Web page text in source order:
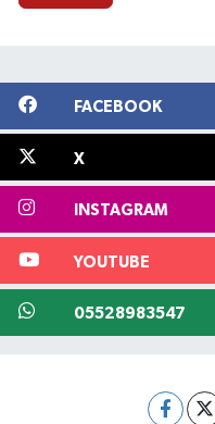
FACEBOOK
X
INSTAGRAM
YOUTUBE
05528983547